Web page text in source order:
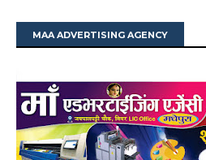
MAA ADVERTISING AGENCY